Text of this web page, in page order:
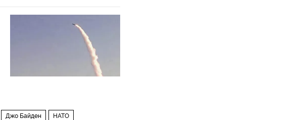
Джо Байден НАТО